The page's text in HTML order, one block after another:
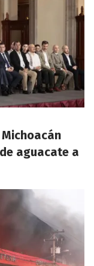
aguacate a